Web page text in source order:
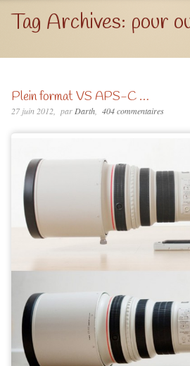
Tag Archives: pour
Plein format VS APS-C …
27 juin 2012 parDarth 404 commentaires